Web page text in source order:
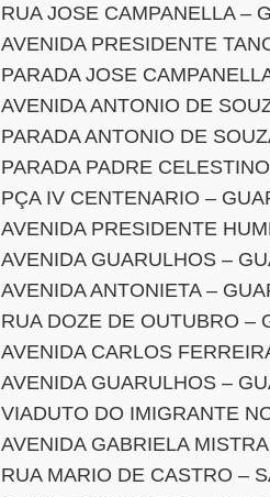
RUA JOSE CAMPANELLA –
AVENIDA PRESIDENTE
PARADA JOSE
AVENIDA ANTONIO DE
PARADA ANTONIO DE
PARADA PADRE
PÇA IV CENTENARIO –
AVENIDA PRESIDENTE
AVENIDA GUARULHOS –
AVENIDA ANTONIETA –
RUA DOZE DE OUTUBRO –
AVENIDA CARLOS
AVENIDA GUARULHOS –
VIADUTO DO IMIGRANTE
AVENIDA GABRIELA
RUA MARIO DE CASTRO –